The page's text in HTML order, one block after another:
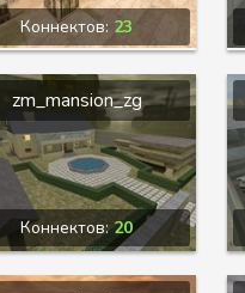
Коннектов: 23
Коннектов:20
zm_mansion_zg